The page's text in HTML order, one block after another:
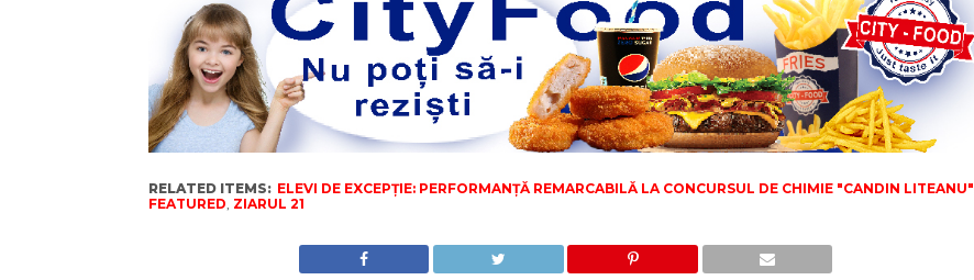
RELATED ITEMS: ELEVI DE EXCEPȚIE: PERFORMANȚĂ REMARCABILĂ LA CONCURSUL DE CHIMIE "CANDIN LITEANU"
FEATURED ZIARUL 21